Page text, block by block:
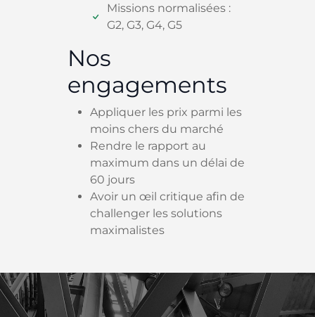
Missions normalisées :
G2, G3, G4, G5
Nos
engagements
Appliquer les prix parmi les
moins chers du marché
Rendre le rapport au
maximum dans un délai de
60 jours
Avoir un œil critique afin de
challenger les solutions
maximalistes